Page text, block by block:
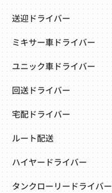
送迎ドライバー
ミキサー車ドライバー
ユニック車ドライバー
回送ドライバー
宅配ドライバー
ルート配送
ハイヤードライバー
タンクローリードライバー